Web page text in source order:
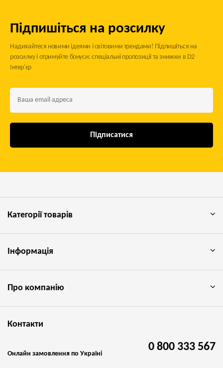
Підпишіться на розсилку
Надихайтеся новими ідеями і світовими трендами! Підпишіться на
розсилку і отримуйте бонуси: спеціальні пропозиції та знижки в D2
Інтер'єр
Підписатися
Категорії товарів
Інформація
Про компанію
Контакти
Онлайн замовлення по Україні
0 800 333 567